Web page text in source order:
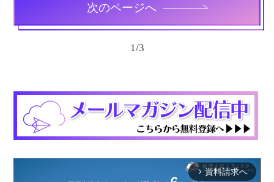
次のページへ
1/3
arrow_forward_ios 資料請求へ